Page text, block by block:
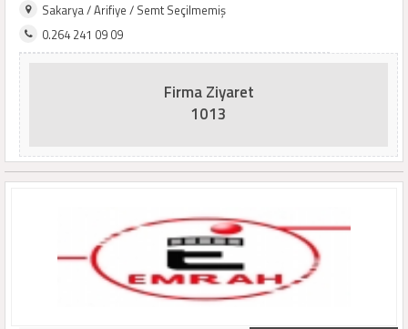
Sakarya / Arifiye / Semt Seçilmemiş
0.264 241 09 09
Firma Ziyaret
1013